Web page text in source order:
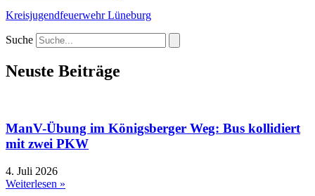
Kreisjugendfeuerwehr Lüneburg
Suche
Neuste Beiträge
ManV-Übung im Königsberger Weg: Bus kollidiert
mit zwei PKW
4. Juli 2026
Weiterlesen »